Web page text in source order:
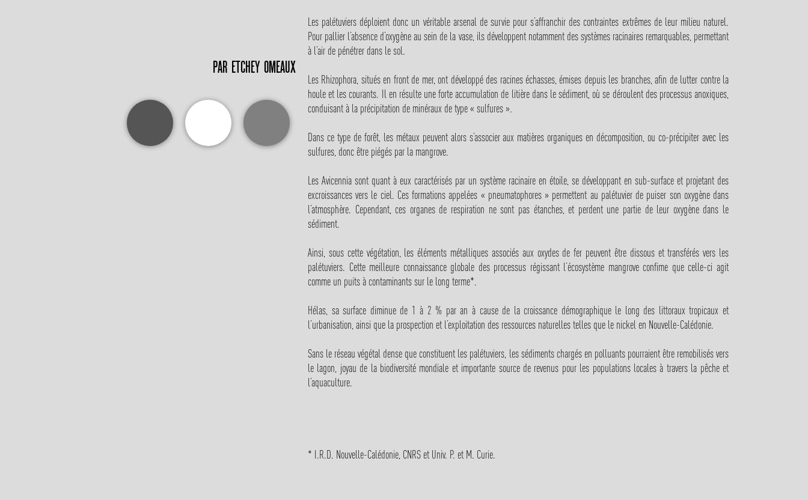
PAR ETCHEY OMEAUX
Les palétuviers déploient donc un véritable arsenal de survie pour s’affranchir des contraintes extrêmes de leur milieu naturel.
Pour pallier l’absence d’oxygène au sein de la vase, ils développent notamment des systèmes racinaires remarquables, permettant
à l’air de pénétrer dans le sol.
Les Rhizophora, situés en front de mer, ont développé des racines échasses, émises depuis les branches, afin de lutter contre la
houle et les courants. Il en résulte une forte accumulation de litière dans le sédiment, où se déroulent des processus anoxiques,
conduisant à la précipitation de minéraux de type « sulfures ».
Dans ce type de forêt, les métaux peuvent alors s’associer aux matières organiques en décomposition, ou co-précipiter avec les
sulfures, donc être piégés par la mangrove.
Les Avicennia sont quant à eux caractérisés par un système racinaire en étoile, se développant en sub-surface et projetant des
excroissances vers le ciel. Ces formations appelées « pneumatophores » permettent au palétuvier de puiser son oxygène dans
l’atmosphère. Cependant, ces organes de respiration ne sont pas étanches, et perdent une partie de leur oxygène dans le
sédiment.
Ainsi, sous cette végétation, les éléments métalliques associés aux oxydes de fer peuvent être dissous et transférés vers les
palétuviers. Cette meilleure connaissance globale des processus régissant l’écosystème mangrove confime que celle-ci agit
comme un puits à contaminants sur le long terme*.
Hélas, sa surface diminue de 1 à 2 % par an à cause de la croissance démographique le long des littoraux tropicaux et
l’urbanisation, ainsi que la prospection et l’exploitation des ressources naturelles telles que le nickel en Nouvelle-Calédonie.
Sans le réseau végétal dense que constituent les palétuviers, les sédiments chargés en polluants pourraient être remobilisés vers
le lagon, joyau de la biodiversité mondiale et importante source de revenus pour les populations locales à travers la pêche et
l’aquaculture.
* I.R.D. Nouvelle-Calédonie, CNRS et Univ. P. et M. Curie.